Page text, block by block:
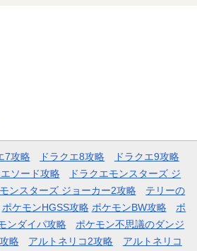
7攻略 ドラクエ8攻略
ドラクエ9攻略
エソード攻略
ドラクエモンスターズ ジ
ンスターズ ジョーカー2攻略
テリーの
ポケモンHGSS攻略 ポケモンBW攻略
ポ
ンダイパ攻略
ポケモン不思議のダンジ
略 アルトネリコ2攻略
アルトネリコ